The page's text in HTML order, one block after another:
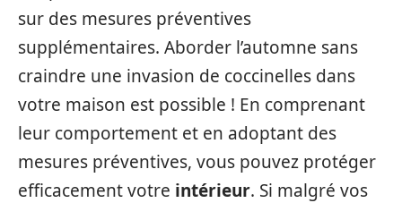
sur des mesures préventives
supplémentaires. Aborder l’automne sans
craindre une invasion de coccinelles dans
votre maison est possible ! En comprenant
leur comportement et en adoptant des
mesures préventives, vous pouvez protéger
efficacement votre intérieur. Si malgré vos